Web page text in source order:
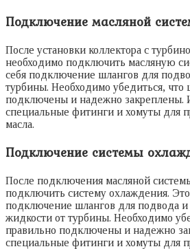
Подключение масляной
После установки коллектора с
необходимо подключить масляную
себя подключение шлангов для
турбины. Необходимо убедиться, что
подключены и надежно закреплены.
специальные фитинги и хомуты для
масла.
Подключение системы
После подключения масляной
подключить систему охлаждения.
подключение шлангов для подвода
жидкости от турбины. Необходимо
правильно подключены и надежно
специальные фитинги и хомуты для